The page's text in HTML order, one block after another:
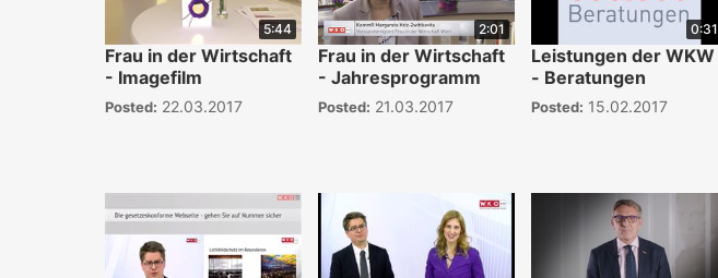
5:44
Frau in der Wirtschaft
- Imagefilm
Posted: 22.03.2017
2:01
Frau in der Wirtschaft
- Jahresprogramm
Posted: 21.03.2017
0:31
Leistungen der WKW
- Beratungen
Posted: 15.02.2017